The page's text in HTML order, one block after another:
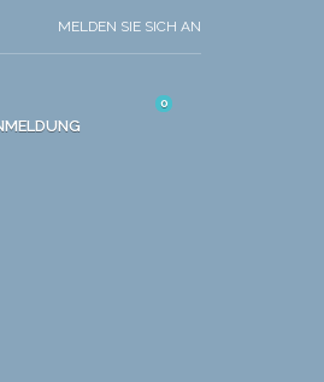
MELDEN SIE SICH AN
0